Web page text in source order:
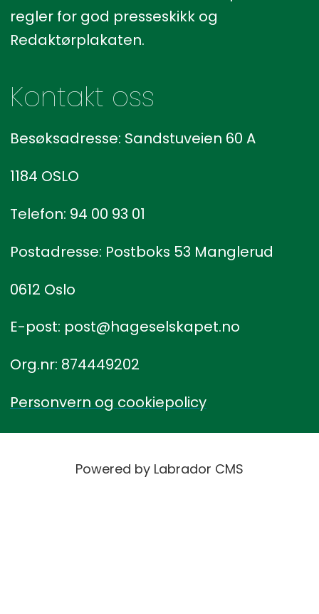
regler for god presseskikk og
Redaktørplakaten.
Kontakt oss
Besøksadresse: Sandstuveien 60 A
1184 OSLO
Telefon: 94 00 93 01
Postadresse: Postboks 53 Manglerud
0612 Oslo
E-post: post@hageselskapet.no
Org.nr: 874449202
Personvern og cookiepolicy
Powered by Labrador CMS